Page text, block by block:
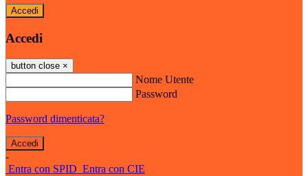
Accedi
Accedi
button close ×
Nome Utente
Password
Password dimenticata?
-
Entra con SPID Entra con CIE